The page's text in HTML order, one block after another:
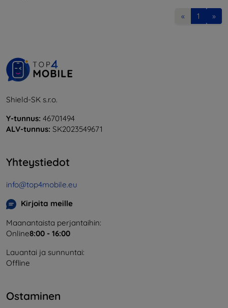
« 1 »
Shield-SK s.r.o.
Y-tunnus: 46701494
ALV-tunnus: SK2023549671
Yhteystiedot
info@top4mobile.eu
Kirjoita meille
Maanantaista perjantaihin:
Online8:00 - 16:00
Lauantai ja sunnuntai:
Offline
Ostaminen